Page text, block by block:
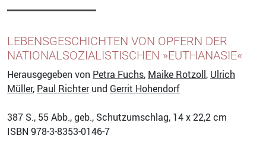
LEBENSGESCHICHTEN VON OPFERN DER
NATIONALSOZIALISTISCHEN »EUTHANASIE«
Herausgegeben von Petra Fuchs, Maike Rotzoll, Ulrich
Müller, Paul Richterund Gerrit Hohendorf
387 S., 55 Abb., geb., Schutzumschlag, 14 x 22,2 cm
ISBN 978-3-8353-0146-7